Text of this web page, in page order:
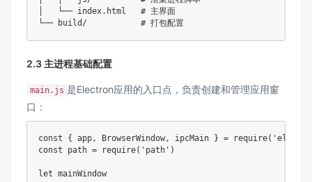
│   └── index.html   # 主界面
└── build/           # 打包配置
2.3 主进程基础配置
main.js 是Electron应用的入口点，负责创建和管理应用窗
口：
const { app, BrowserWindow, ipcMain } =
const path = require('path')
let mainWindow